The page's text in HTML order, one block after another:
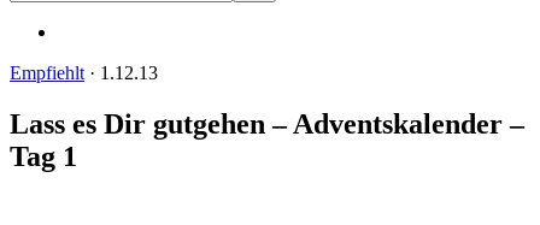
Empfiehlt · 1.12.13
Lass es Dir gutgehen – Adventskalender –
Tag 1